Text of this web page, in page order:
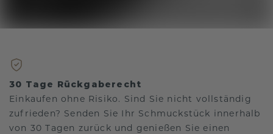
30 Tage Rückgaberecht
Einkaufen ohne Risiko. Sind Sie nicht vollständig
zufrieden? Senden Sie Ihr Schmuckstück innerhalb
von 30 Tagen zurück und genießen Sie einen